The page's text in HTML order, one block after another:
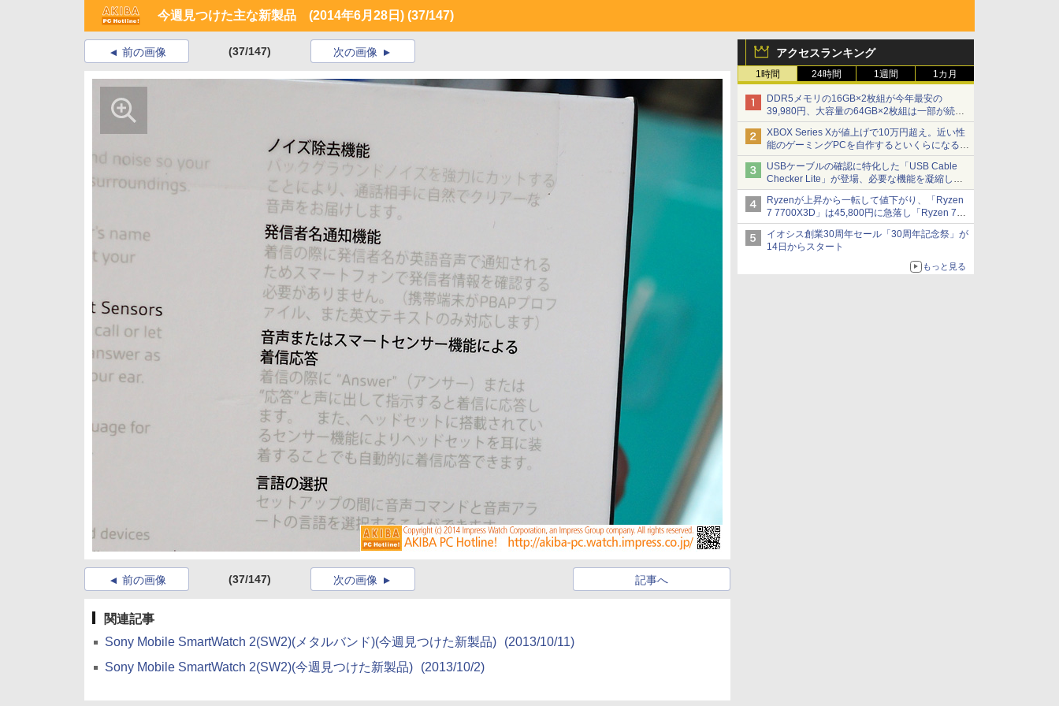
今週見つけた主な新製品 (2014年6月28日) (37/147)
アクセスランキング
1時間 24時間 1週間 1カ月
DDR5メモリの16GB×2枚組が今年最安の
39,980円、大容量の64GB×2枚組は一部が続騰
[8月前半のメモリ価格]
XBOX Series Xが値上げで10万円超え。近い性
能のゲーミングPCを自作するといくらになる？
【石田賀津男の『酒の肴にPCゲーム』】
USBケーブルの確認に特化した「USB Cable
Checker Lite」が登場、必要な機能を凝縮しコ
ンパクトに 7日発売
Ryzenが上昇から一転して値下がり、「Ryzen
7 7700X3D」は45,800円に急落し「Ryzen 7
7800X3D」との価格逆転解消 [8月前半のCPU
価格]
イオシス創業30周年セール「30周年記念祭」が
14日からスタート
もっと見る
前の画像 (37/147) 次の画像
前の画像 (37/147) 記事へ
次の画像
関連記事
Sony Mobile SmartWatch 2(SW2)(メタルバンド)(今週見つけた新製品)
(2013/10/11)
Sony Mobile SmartWatch 2(SW2)(今週見つけた新製品)
(2013/10/2)